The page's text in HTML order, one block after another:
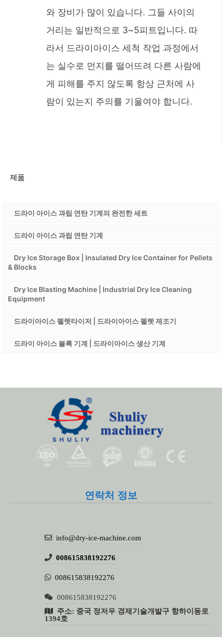
와 장비가 많이 있습니다. 그들 사이의
거리는 일반적으로 3~5피트입니다. 따
라서 드라이아이스 세척 작업 과정에서
는 실수로 먼지를 떨어뜨려 다른 사람에
게 피해를 주지 않도록 항상 근처에 사
람이 있는지 주의를 기울여야 합니다.
제품
드라이 아이스 과립 연탄 기계의 완전한 세트
드라이 아이스 과립 연탄 기계
Dry Ice Storage Box | Insulated Dry Ice Container for Pellets
& Blocks
Dry Ice Blasting Machine | Industrial Dry Ice Cleaning
Equipment
드라이아이스 펠렛타이저 | 드라이아이스 펠렛 제조기
드라이 아이스 블록 기계 | 드라이아이스 생산 기계
연락처 정보
info@dry-ice-machine.com
008615838192276
008615838192276
008615838192276
주소: 중국 정저우 경제기술개발구 항하이동로
1394호